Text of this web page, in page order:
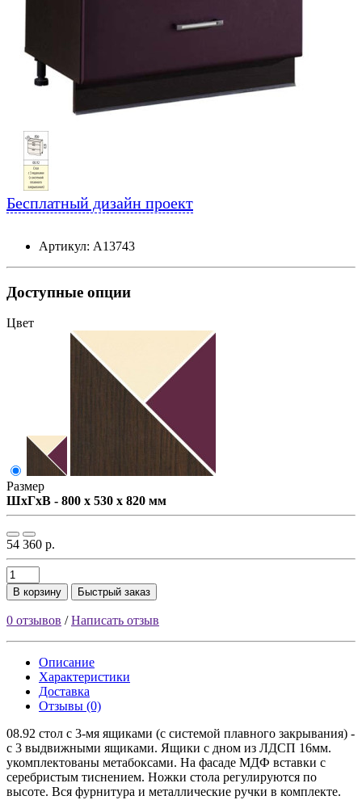
Бесплатный дизайн проект
Артикул: А13743
Доступные опции
Цвет
Размер
ШxГxВ - 800 x 530 x 820 мм
54 360 р.
В корзину Быстрый заказ
0 отзывов /Написать отзыв
Описание
Характеристики
Доставка
Отзывы (0)
08.92 cтол с 3-мя ящиками (с системой плавного закрывания) -
с 3 выдвижными ящиками. Ящики с дном из ЛДСП 16мм.
укомплектованы метабоксами. На фасаде МДФ вставки с
серебристым тиснением. Ножки стола регулируются по
высоте. Вся фурнитура и металлические ручки в комплекте.